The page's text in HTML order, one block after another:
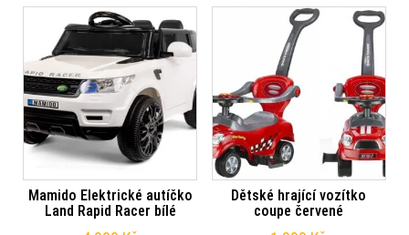
Mamido Elektrické autíčko
Land Rapid Racer bílé
Dětské hrající vozítko
coupe červené